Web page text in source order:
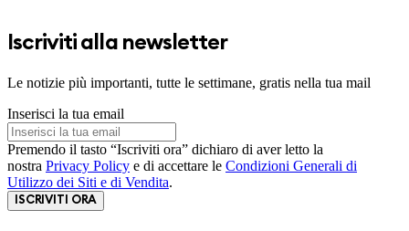
Iscriviti alla newsletter
Le notizie più importanti, tutte le settimane, gratis nella tua mail
Inserisci la tua email
Premendo il tasto “Iscriviti ora” dichiaro di aver letto la
nostra Privacy Policy e di accettare le Condizioni Generali di
Utilizzo dei Siti e di Vendita.
ISCRIVITI ORA